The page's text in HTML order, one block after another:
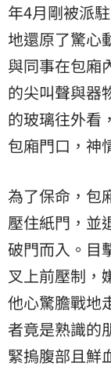
年4月剛被派
地還原了驚心
與同事在包廂
的尖叫聲與器
的玻璃往外看
包廂門口，神
為了保命，包
壓住紙門，並
破門而入。目
叉上前壓制，
他心驚膽戰地
者竟是熟識的
緊摀腹部且鮮